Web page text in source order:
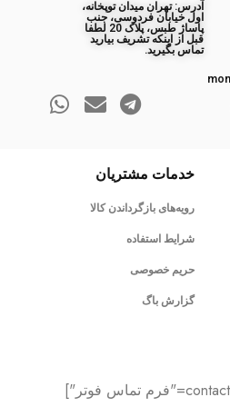
آدرس: تهران میدان توپخانه،
اول خیابان فردوسی، جنب
پاساژ طبس، پلاک 20 لطفا
قبل از اینکه تشریف بیارید
تماس بگیرید.
خدمات مشتریان
رویه‌های بازگرداندن کالا
شرایط استفاده
حریم خصوصی
گزارش باگ